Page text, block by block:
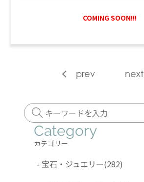
COMING SOON!!!
prev next
Category
カテゴリー
- 宝石・ジュエリー(282)